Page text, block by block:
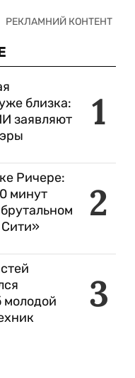
1
близка:
заявляют
2
Ричере:
минут
3
молодой